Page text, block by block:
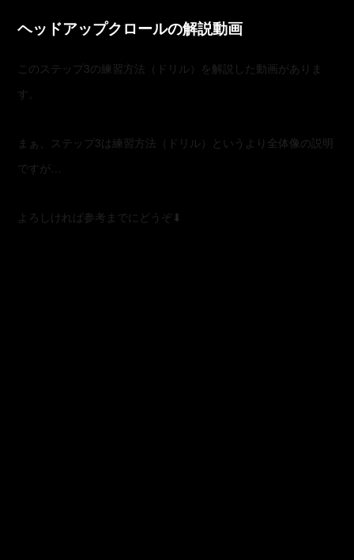
ヘッドアップクロールの解説動画
このステップ3の練習方法（ドリル）を解説した動画がありま
す。
まぁ、ステップ3は練習方法（ドリル）というより全体像の説明
ですが…
よろしければ参考までにどうぞ⬇︎